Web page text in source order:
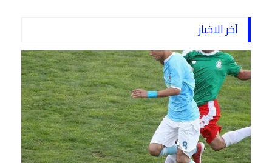
آخر الاخبار